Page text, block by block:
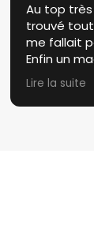
Au top
trouvé
me fallait
Enfin un
stock et
Je
Lire la suite